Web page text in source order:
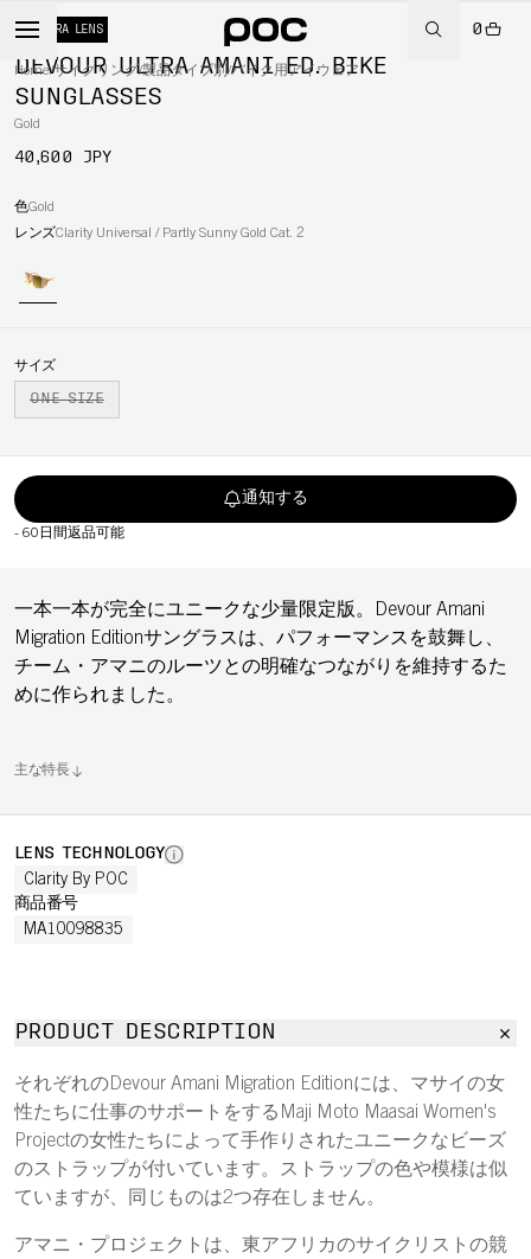
0
Home/サイクリング/製品タイプ別/バイク用アイウェア
+ EXTRA LENS
DEVOUR ULTRA AMANI ED. BIKE
SUNGLASSES
Gold
40,600 JPY
色Gold
レンズClarity Universal / Partly Sunny Gold Cat. 2
サイズ
ONE SIZE
通知する
- 60日間返品可能
一本一本が完全にユニークな少量限定版。Devour Amani
Migration Editionサングラスは、パフォーマンスを鼓舞し、
チーム・アマニのルーツとの明確なつながりを維持するた
めに作られました。
主な特長
LENS TECHNOLOGY
Clarity By POC
商品番号
MA10098835
PRODUCT DESCRIPTION
それぞれのDevour Amani Migration Editionには、マサイの女
性たちに仕事のサポートをするMaji Moto Maasai Women's
Projectの女性たちによって手作りされたユニークなビーズ
のストラップが付いています。ストラップの色や模様は似
ていますが、同じものは2つ存在しません。
アマニ・プロジェクトは、東アフリカのサイクリストの競